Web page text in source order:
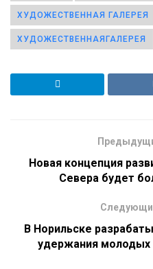
ХУДОЖЕСТВЕННАЯ ГАЛЕРЕЯ
ХУДОЖЕСТВЕННАЯГАЛЕРЕЯ
Новая концепция
Севера будет
В Норильске
удержания молодых